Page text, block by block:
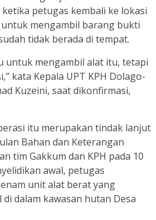
petugas kembali ke lokasi
mengambil barang bukti
tidak berada di tempat.
untuk mengambil alat itu, tetapi
kata Kepala UPT KPH Dolago-
Kuzeini, saat dikonfirmasi,
itu merupakan tindak lanjut
Bahan dan Keterangan
tim Gakkum dan KPH pada 10
awal, petugas
unit alat berat yang
dalam kawasan hutan Desa